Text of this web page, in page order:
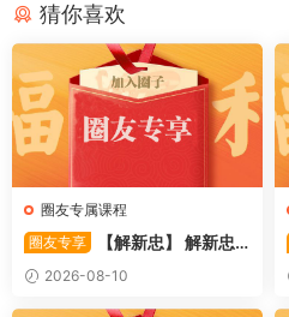
猜你喜欢
圈友专属课程
圈友专享
【解新忠】 解新忠2
015职业盘手的基础交易系统
8视频
2026-08-10